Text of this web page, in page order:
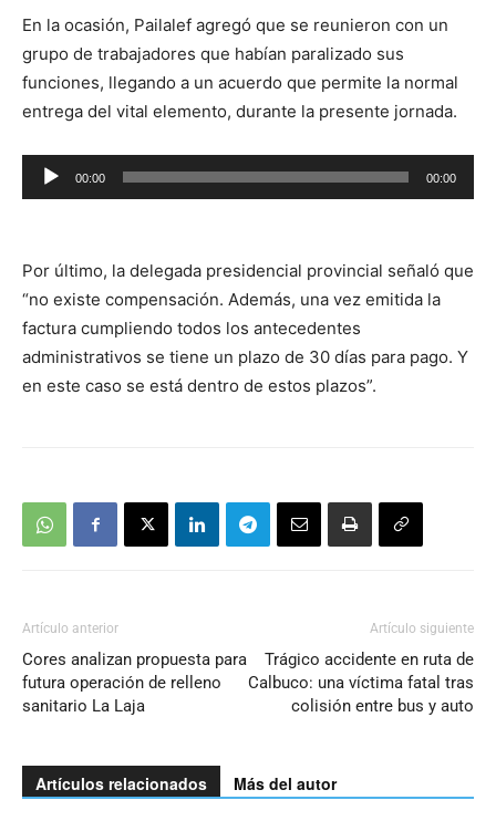
En la ocasión, Pailalef agregó que se reunieron con un
grupo de trabajadores que habían paralizado sus
funciones, llegando a un acuerdo que permite la normal
entrega del vital elemento, durante la presente jornada.
Reproductor
de
00:00 00:00
Por último, la delegada presidencial provincial señaló que
“no existe compensación. Además, una vez emitida la
factura cumpliendo todos los antecedentes
administrativos se tiene un plazo de 30 días para pago. Y
en este caso se está dentro de estos plazos”.
Artículo anterior
Cores analizan propuesta para
futura operación de relleno
sanitario La Laja
Artículo siguiente
Trágico accidente en ruta de
Calbuco: una víctima fatal tras
colisión entre bus y auto
Artículos relacionados Más del autor